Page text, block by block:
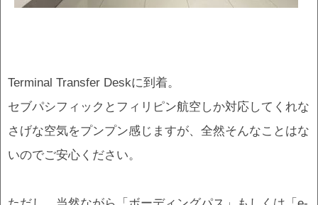
Terminal Transfer Deskに到着。
セブパシフィックとフィリピン航空しか対応してくれな
さげな空気をプンプン感じますが、全然そんなことはな
いのでご安心ください。